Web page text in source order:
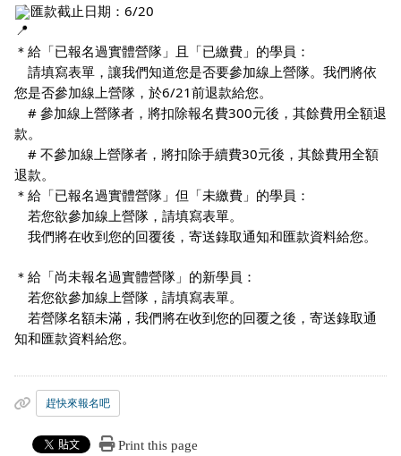
匯款截止日期：6/20
＊給「已報名過實體營隊」且「已繳費」的學員：
請填寫表單，讓我們知道您是否要參加線上營隊。我們將依
您是否參加線上營隊，於6/21前退款給您。
# 參加線上營隊者，將扣除報名費300元後，其餘費用全額退
款。
# 不參加線上營隊者，將扣除手續費30元後，其餘費用全額
退款。
＊給「已報名過實體營隊」但「未繳費」的學員：
若您欲參加線上營隊，請填寫表單。
我們將在收到您的回覆後，寄送錄取通知和匯款資料給您。
＊給「尚未報名過實體營隊」的新學員：
若您欲參加線上營隊，請填寫表單。
若營隊名額未滿，我們將在收到您的回覆之後，寄送錄取通
知和匯款資料給您。
趕快來報名吧
Print this page